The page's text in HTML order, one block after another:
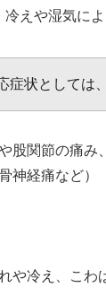
えや湿気に
症状としては
股関節の痛み
神経痛など）
や冷え、こわ